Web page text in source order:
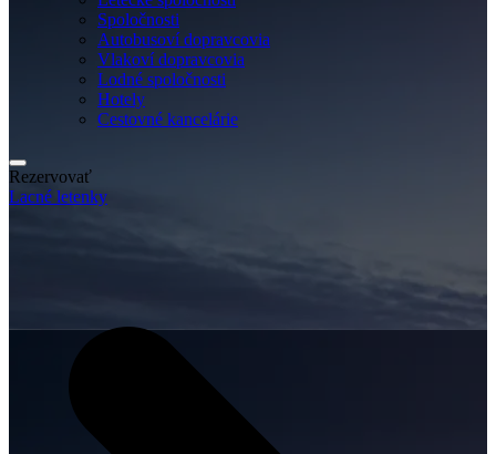
Spoločnosti
Autobusoví dopravcovia
Vlakoví dopravcovia
Lodné spoločnosti
Hotely
Cestovné kancelárie
Rezervovať
Lacné letenky